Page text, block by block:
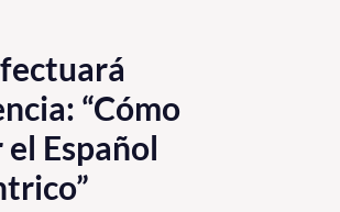
e Innovación
el Medio“Cómo
Español